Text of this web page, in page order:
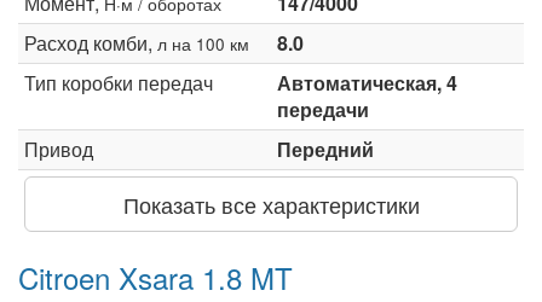
Расход комби, л на 100 км
8.0
Тип коробки передач
Автоматическая, 4
передачи
Привод
Передний
Показать все характеристики
Citroen Xsara 1.8 MT